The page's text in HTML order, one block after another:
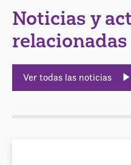
Noticias y
relacionadas
Ver todas las noticias